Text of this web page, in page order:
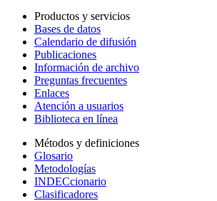
Productos y servicios
Bases de datos
Calendario de difusión
Publicaciones
Información de archivo
Preguntas frecuentes
Enlaces
Atención a usuarios
Biblioteca en línea
Métodos y definiciones
Glosario
Metodologías
INDECcionario
Clasificadores